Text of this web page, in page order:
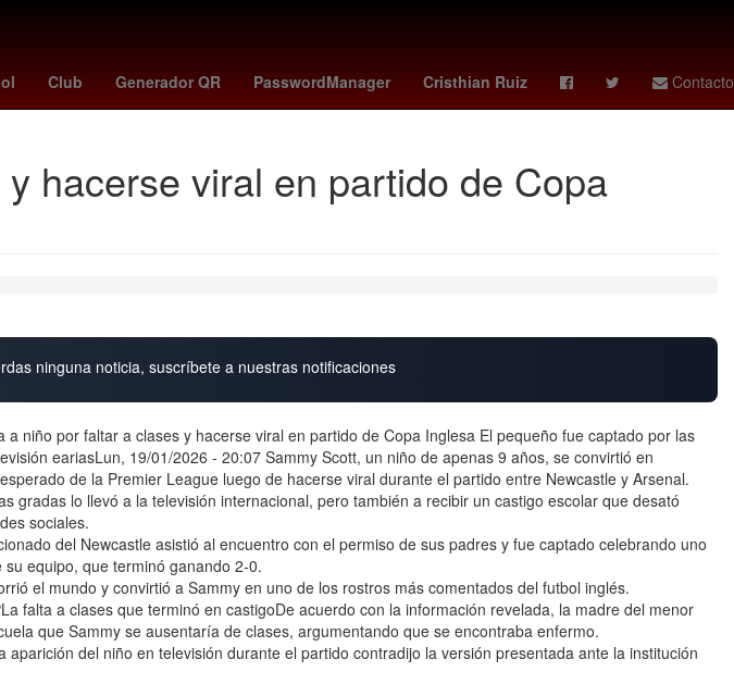
Club Generador QR PasswordManager Cristhian Ruiz Contacto
tudn en vivo necaxa vs pumas femenil sparta rotterdam - feyenoord celtics Elliot Page
hacerse viral en partido de Copa
ninguna noticia, suscríbete a nuestras notificaciones
a niño por faltar a clases y hacerse viral en partido de Copa Inglesa El pequeño fue captado por las
eariasLun, 19/01/2026 - 20:07 Sammy Scott, un niño de apenas 9 años, se convirtió en
de la Premier League luego de hacerse viral durante el partido entre Newcastle y Arsenal.
gradas lo llevó a la televisión internacional, pero también a recibir un castigo escolar que desató
sociales.
del Newcastle asistió al encuentro con el permiso de sus padres y fue captado celebrando uno
su equipo, que terminó ganando 2-0.
el mundo y convirtió a Sammy en uno de los rostros más comentados del futbol inglés.
falta a clases que terminó en castigoDe acuerdo con la información revelada, la madre del menor
que Sammy se ausentaría de clases, argumentando que se encontraba enfermo.
aparición del niño en televisión durante el partido contradijo la versión presentada ante la institución